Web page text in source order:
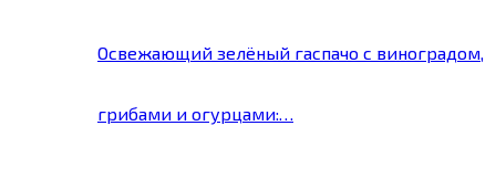
Освежающий зелёный гаспачо с виноградом,
грибами и огурцами:…